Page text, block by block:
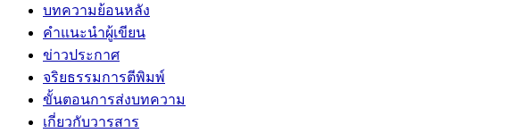
บทความย้อนหลัง
คำแนะนำผู้เขียน
ข่าวประกาศ
จริยธรรมการตีพิมพ์
ขั้นตอนการส่งบทความ
เกี่ยวกับวารสาร